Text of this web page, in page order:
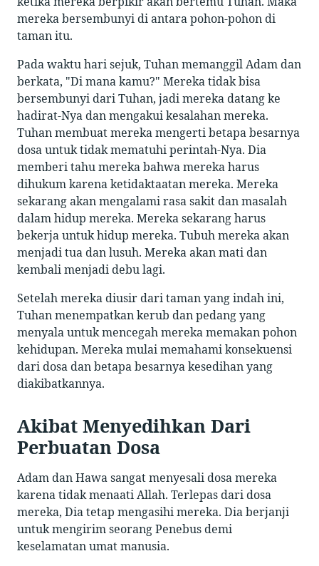
mereka bersembunyi di antara pohon-pohon di
taman itu.
Pada waktu hari sejuk, Tuhan memanggil Adam dan
berkata, "Di mana kamu?" Mereka tidak bisa
bersembunyi dari Tuhan, jadi mereka datang ke
hadirat-Nya dan mengakui kesalahan mereka.
Tuhan membuat mereka mengerti betapa besarnya
dosa untuk tidak mematuhi perintah-Nya. Dia
memberi tahu mereka bahwa mereka harus
dihukum karena ketidaktaatan mereka. Mereka
sekarang akan mengalami rasa sakit dan masalah
dalam hidup mereka. Mereka sekarang harus
bekerja untuk hidup mereka. Tubuh mereka akan
menjadi tua dan lusuh. Mereka akan mati dan
kembali menjadi debu lagi.
Setelah mereka diusir dari taman yang indah ini,
Tuhan menempatkan kerub dan pedang yang
menyala untuk mencegah mereka memakan pohon
kehidupan. Mereka mulai memahami konsekuensi
dari dosa dan betapa besarnya kesedihan yang
diakibatkannya.
Akibat Menyedihkan Dari
Perbuatan Dosa
Adam dan Hawa sangat menyesali dosa mereka
karena tidak menaati Allah. Terlepas dari dosa
mereka, Dia tetap mengasihi mereka. Dia berjanji
untuk mengirim seorang Penebus demi
keselamatan umat manusia.